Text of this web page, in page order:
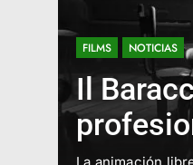
sutiles,